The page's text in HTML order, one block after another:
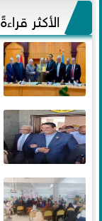
الأكثر قراءةً